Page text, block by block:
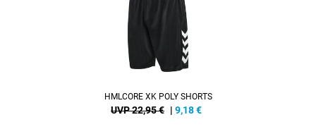
HMLCORE XK POLY SHORTS
UVP 22,95 € | 9,18€